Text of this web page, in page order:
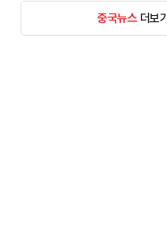
중국뉴스더보기